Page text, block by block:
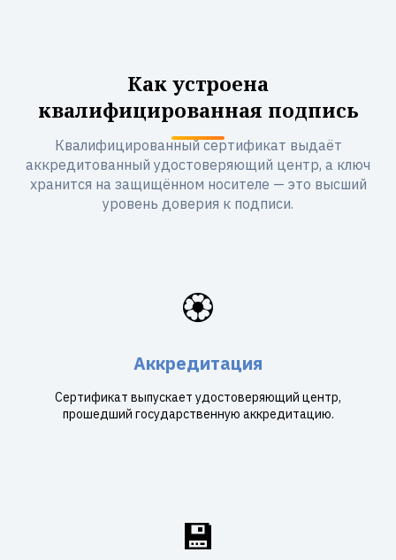
Как устроена
квалифицированная подпись
Квалифицированный сертификат выдаёт
аккредитованный удостоверяющий центр, а ключ
хранится на защищённом носителе — это высший
уровень доверия к подписи.
🏵️
Аккредитация
Сертификат выпускает удостоверяющий центр,
прошедший государственную аккредитацию.
💾